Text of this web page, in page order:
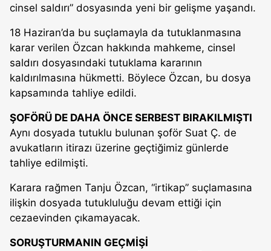
cinsel saldırı” dosyasında yeni bir gelişme yaşandı.
18 Haziran’da bu suçlamayla da tutuklanmasına
karar verilen Özcan hakkında mahkeme, cinsel
saldırı dosyasındaki tutuklama kararının
kaldırılmasına hükmetti. Böylece Özcan, bu dosya
kapsamında tahliye edildi.
ŞOFÖRÜ DE DAHA ÖNCE SERBEST BIRAKILMIŞTI
Aynı dosyada tutuklu bulunan şoför Suat Ç. de
avukatların itirazı üzerine geçtiğimiz günlerde
tahliye edilmişti.
Karara rağmen Tanju Özcan, “irtikap” suçlamasına
ilişkin dosyada tutukluluğu devam ettiği için
cezaevinden çıkamayacak.
SORUŞTURMANIN GEÇMİŞİ